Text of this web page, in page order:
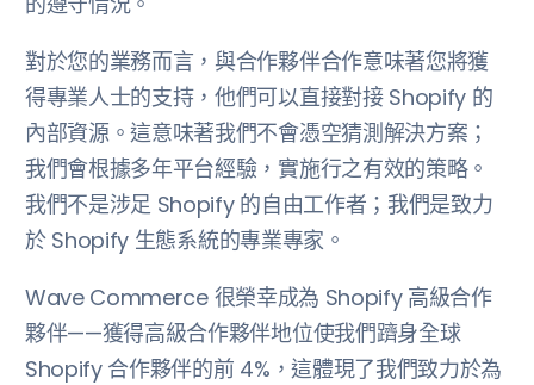
對於您的業務而言，與合作夥伴合作意味著您將獲
得專業人士的支持，他們可以直接對接 Shopify 的
內部資源。這意味著我們不會憑空猜測解決方案；
我們會根據多年平台經驗，實施行之有效的策略。
我們不是涉足 Shopify 的自由工作者；我們是致力
於 Shopify 生態系統的專業專家。
Wave Commerce 很榮幸成為 Shopify 高級合作
夥伴——獲得高級合作夥伴地位使我們躋身全球
Shopify 合作夥伴的前 4%，這體現了我們致力於為